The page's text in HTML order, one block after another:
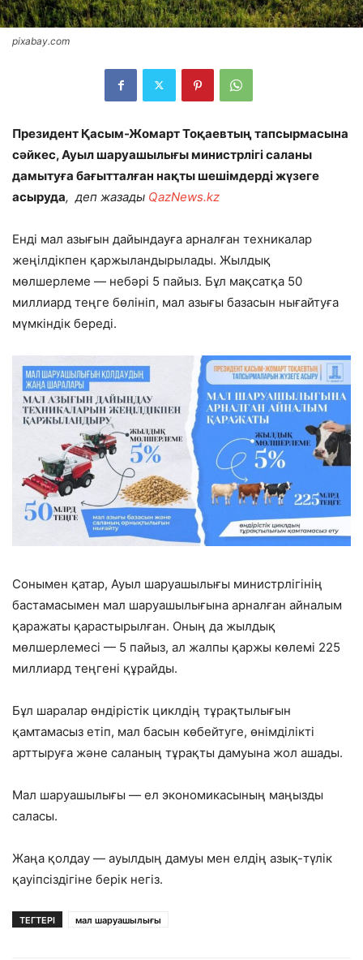
pixabay.com
Президент Қасым-Жомарт Тоқаевтың тапсырмасына
сәйкес, Ауыл шаруашылығы министрлігі саланы
дамытуға бағытталған нақты шешімдерді жүзеге
асыруда, деп жазады QazNews.kz
Енді мал азығын дайындауға арналған техникалар
жеңілдікпен қаржыландырылады. Жылдық
мөлшерлеме — небәрі 5 пайыз. Бұл мақсатқа 50
миллиард теңге бөлініп, мал азығы базасын нығайтуға
мүмкіндік береді.
Сонымен қатар, Ауыл шаруашылығы министрлігінің
бастамасымен мал шаруашылығына арналған айналым
қаражаты қарастырылған. Оның да жылдық
мөлшерлемесі — 5 пайыз, ал жалпы қаржы көлемі 225
миллиард теңгені құрайды.
Бұл шаралар өндірістік циклдің тұрақтылығын
қамтамасыз етіп, мал басын көбейтуге, өнімділікті
арттыруға және саланың тұрақты дамуына жол ашады.
Мал шаруашылығы — ел экономикасының маңызды
саласы.
Жаңа қолдау — ауылдың дамуы мен елдің азық-түлік
қауіпсіздігіне берік негіз.
ТЕГТЕРІ мал шаруашылығы